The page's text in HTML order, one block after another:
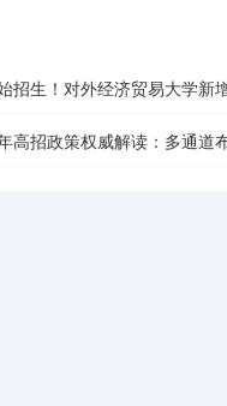
招生！对外经济贸易大学新
高招政策权威解读：多通道